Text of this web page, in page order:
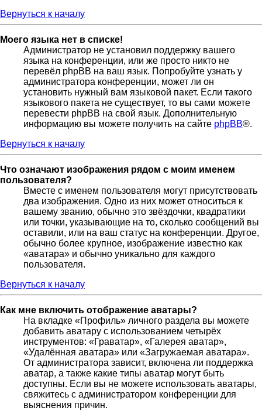
Вернуться к началу
Моего языка нет в списке!
Администратор не установил поддержку вашего
языка на конференции, или же просто никто не
перевёл phpBB на ваш язык. Попробуйте узнать у
администратора конференции, может ли он
установить нужный вам языковой пакет. Если такого
языкового пакета не существует, то вы сами можете
перевести phpBB на свой язык. Дополнительную
информацию вы можете получить на сайте phpBB®.
Вернуться к началу
Что означают изображения рядом с моим именем
пользователя?
Вместе с именем пользователя могут присутствовать
два изображения. Одно из них может относиться к
вашему званию, обычно это звёздочки, квадратики
или точки, указывающие на то, сколько сообщений вы
оставили, или на ваш статус на конференции. Другое,
обычно более крупное, изображение известно как
«аватара» и обычно уникально для каждого
пользователя.
Вернуться к началу
Как мне включить отображение аватары?
На вкладке «Профиль» личного раздела вы можете
добавить аватару с использованием четырёх
инструментов: «Граватар», «Галерея аватар»,
«Удалённая аватара» или «Загружаемая аватара».
От администратора зависит, включена ли поддержка
аватар, а также какие типы аватар могут быть
доступны. Если вы не можете использовать аватары,
свяжитесь с администратором конференции для
выяснения причин.